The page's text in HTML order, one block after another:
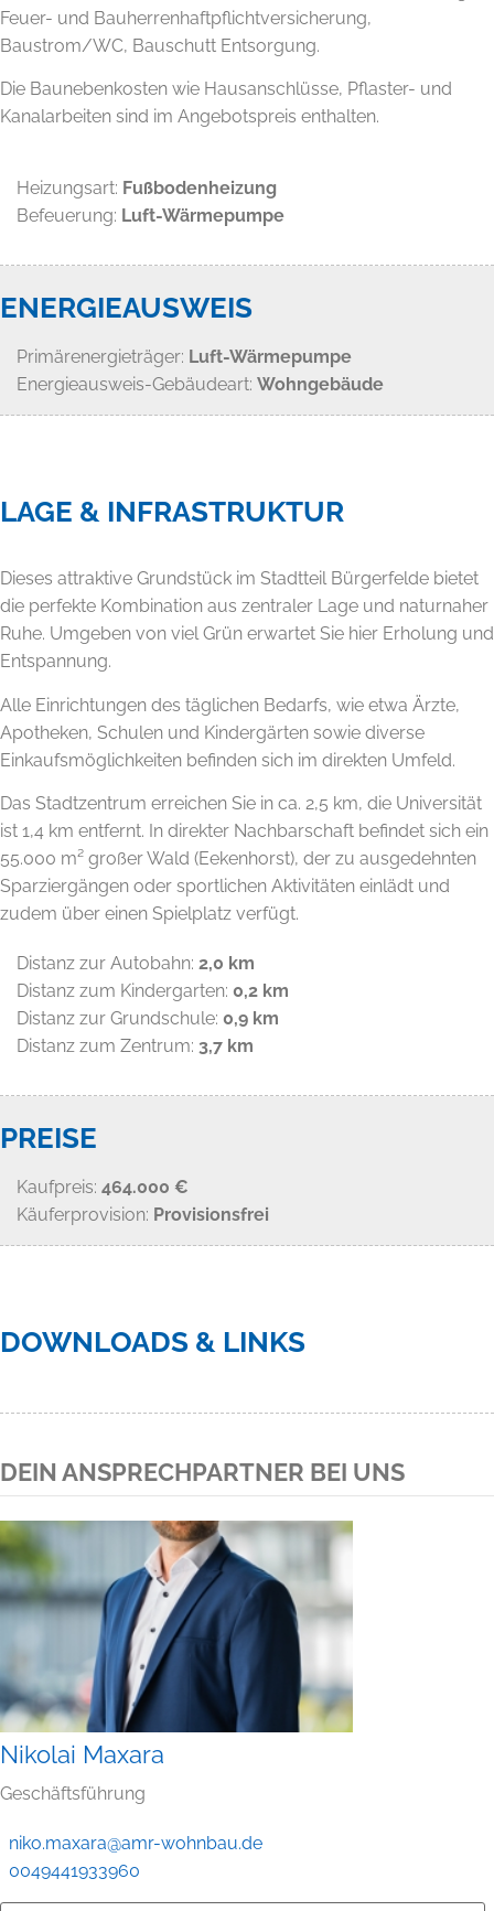
Feuer- und Bauherrenhaftpflichtversicherung,
Baustrom/WC, Bauschutt Entsorgung.
Die Baunebenkosten wie Hausanschlüsse, Pflaster- und
Kanalarbeiten sind im Angebotspreis enthalten.
Heizungsart: Fußbodenheizung
Befeuerung: Luft-Wärmepumpe
ENERGIEAUSWEIS
Primärenergieträger: Luft-Wärmepumpe
Energieausweis-Gebäudeart: Wohngebäude
LAGE & INFRASTRUKTUR
Dieses attraktive Grundstück im Stadtteil Bürgerfelde bietet
die perfekte Kombination aus zentraler Lage und naturnaher
Ruhe. Umgeben von viel Grün erwartet Sie hier Erholung und
Entspannung.
Alle Einrichtungen des täglichen Bedarfs, wie etwa Ärzte,
Apotheken, Schulen und Kindergärten sowie diverse
Einkaufsmöglichkeiten befinden sich im direkten Umfeld.
Das Stadtzentrum erreichen Sie in ca. 2,5 km, die Universität
ist 1,4 km entfernt. In direkter Nachbarschaft befindet sich ein
55.000 m² großer Wald (Eekenhorst), der zu ausgedehnten
Sparziergängen oder sportlichen Aktivitäten einlädt und
zudem über einen Spielplatz verfügt.
Distanz zur Autobahn: 2,0 km
Distanz zum Kindergarten: 0,2 km
Distanz zur Grundschule: 0,9 km
Distanz zum Zentrum: 3,7 km
PREISE
Kaufpreis: 464.000 €
Käuferprovision: Provisionsfrei
DOWNLOADS & LINKS
DEIN ANSPRECHPARTNER BEI UNS
Nikolai Maxara
Geschäftsführung
niko.maxara@amr-wohnbau.de
0049441933960